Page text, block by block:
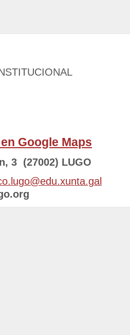
Google Maps
3 (27002) LUGO